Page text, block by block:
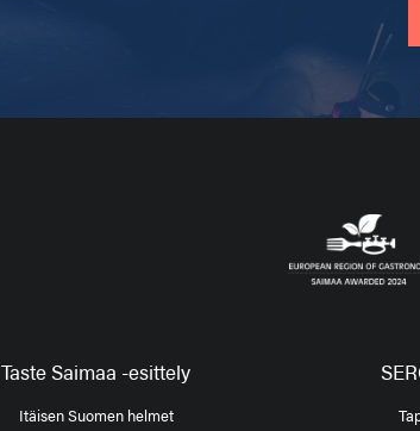
Taste Saimaa -esittely
Itäisen Suomen helmet